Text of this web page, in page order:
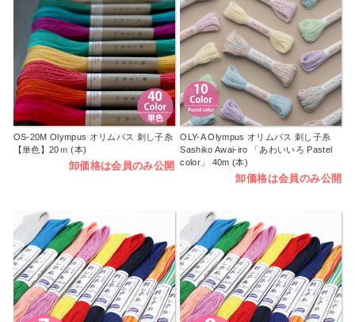
OS-20M Olympus オリムパス 刺し子糸
【単色】20ｍ (本)
卸価格は会員のみ公開
OLY-A Olympus オリムパス 刺し子糸
Sashiko Awai-iro 「あわいいろ Pastel
color」 40m (本)
卸価格は会員のみ公開